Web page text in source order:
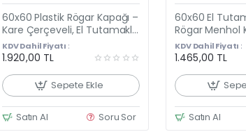
Yeni Ürün
60x60 Plastik Rögar Kapağı –
Kare Çerçeveli, El Tutamaklı
Siyah Renk
KDV Dahil Fiyatı :
1.920,00 TL
Sepete Ekle
Satın Al Soru Sor
60x60 El
Rögar Menhol
Luxwares
KDV Dahil Fiyatı :
1.465,00 TL
Satın Al